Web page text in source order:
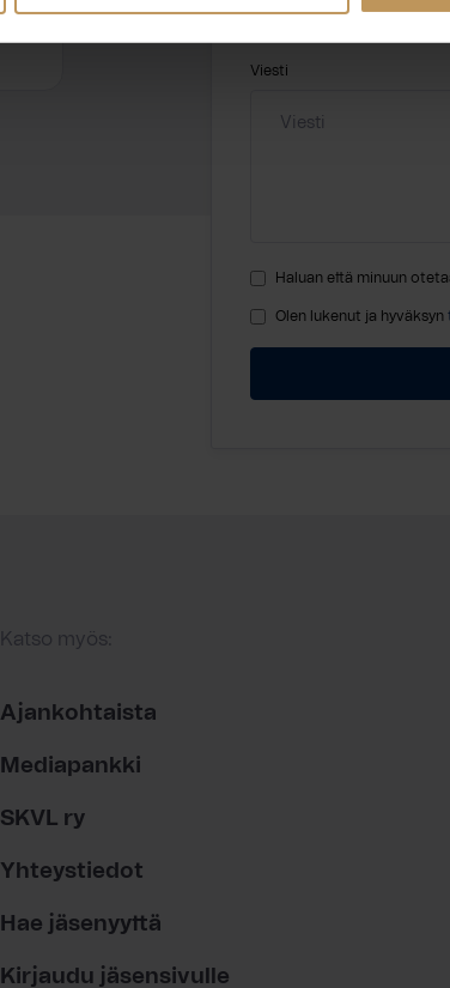
Viesti
Haluan että minuun
Olen lukenut ja hyväksyn
Katso myös:
Ajankohtaista
Mediapankki
SKVL ry
Yhteystiedot
Hae jäsenyyttä
Kirjaudu jäsensivulle